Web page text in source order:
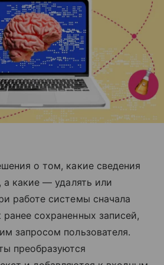
о том, какие сведения
а какие — удалять или
работе системы сначала
сохраненных записей,
запросом пользователя.
преобразуются